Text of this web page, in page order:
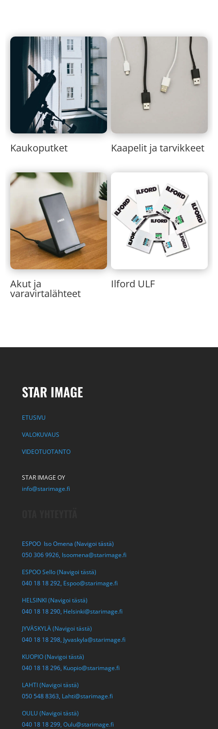
Kaukoputket Kaapelit ja tarvikkeet
Akut ja
varavirtalähteet
Ilford ULF
STAR IMAGE
ETUSIVU
VALOKUVAUS
VIDEOTUOTANTO
STAR IMAGE OY
info@starimage.fi
ESPOO Iso Omena (Navigoi tästä)
050 306 9926, Isoomena@starimage.fi
ESPOO Sello (Navigoi tästä)
040 18 18 292, Espoo@starimage.fi
HELSINKI (Navigoi tästä)
040 18 18 290, Helsinki@starimage.fi
JYVÄSKYLÄ (Navigoi tästä)
040 18 18 298, Jyvaskyla@starimage.fi
KUOPIO (Navigoi tästä)
040 18 18 296, Kuopio@starimage.fi
LAHTI (Navigoi tästä)
050 548 8363, Lahti@starimage.fi
OULU (Navigoi tästä)
040 18 18 299, Oulu@starimage.fi